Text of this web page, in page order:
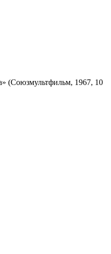
(Союзмультфильм, 1967, 10